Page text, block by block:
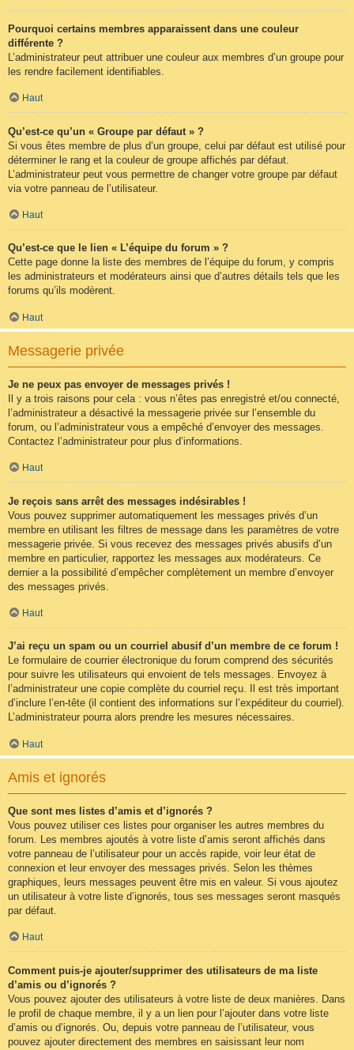
Pourquoi certains membres apparaissent dans une couleur
différente ?
L’administrateur peut attribuer une couleur aux membres d’un groupe pour
les rendre facilement identifiables.
Haut
Qu’est-ce qu’un « Groupe par défaut » ?
Si vous êtes membre de plus d’un groupe, celui par défaut est utilisé pour
déterminer le rang et la couleur de groupe affichés par défaut.
L’administrateur peut vous permettre de changer votre groupe par défaut
via votre panneau de l’utilisateur.
Haut
Qu’est-ce que le lien « L’équipe du forum » ?
Cette page donne la liste des membres de l’équipe du forum, y compris
les administrateurs et modérateurs ainsi que d’autres détails tels que les
forums qu’ils modèrent.
Haut
Messagerie privée
Je ne peux pas envoyer de messages privés !
Il y a trois raisons pour cela : vous n’êtes pas enregistré et/ou connecté,
l’administrateur a désactivé la messagerie privée sur l’ensemble du
forum, ou l’administrateur vous a empêché d’envoyer des messages.
Contactez l’administrateur pour plus d’informations.
Haut
Je reçois sans arrêt des messages indésirables !
Vous pouvez supprimer automatiquement les messages privés d’un
membre en utilisant les filtres de message dans les paramètres de votre
messagerie privée. Si vous recevez des messages privés abusifs d’un
membre en particulier, rapportez les messages aux modérateurs. Ce
dernier a la possibilité d’empêcher complètement un membre d’envoyer
des messages privés.
Haut
J’ai reçu un spam ou un courriel abusif d’un membre de ce forum !
Le formulaire de courrier électronique du forum comprend des sécurités
pour suivre les utilisateurs qui envoient de tels messages. Envoyez à
l’administrateur une copie complète du courriel reçu. Il est très important
d’inclure l’en-tête (il contient des informations sur l’expéditeur du courriel).
L’administrateur pourra alors prendre les mesures nécessaires.
Haut
Amis et ignorés
Que sont mes listes d’amis et d’ignorés ?
Vous pouvez utiliser ces listes pour organiser les autres membres du
forum. Les membres ajoutés à votre liste d’amis seront affichés dans
votre panneau de l’utilisateur pour un accès rapide, voir leur état de
connexion et leur envoyer des messages privés. Selon les thèmes
graphiques, leurs messages peuvent être mis en valeur. Si vous ajoutez
un utilisateur à votre liste d’ignorés, tous ses messages seront masqués
par défaut.
Haut
Comment puis-je ajouter/supprimer des utilisateurs de ma liste
d’amis ou d’ignorés ?
Vous pouvez ajouter des utilisateurs à votre liste de deux manières. Dans
le profil de chaque membre, il y a un lien pour l’ajouter dans votre liste
d’amis ou d’ignorés. Ou, depuis votre panneau de l’utilisateur, vous
pouvez ajouter directement des membres en saisissant leur nom